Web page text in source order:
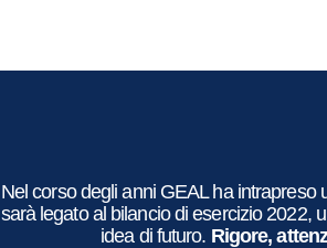
Nel corso degli anni GEAL ha intrapreso
sarà legato al bilancio di esercizio 2022,
idea di futuro. Rigore,